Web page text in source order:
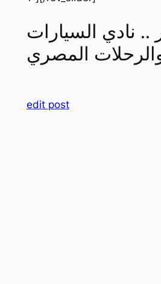
.. نادي السيارات
المصري
edit post